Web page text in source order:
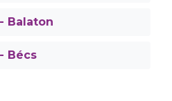
Balaton
Bécs